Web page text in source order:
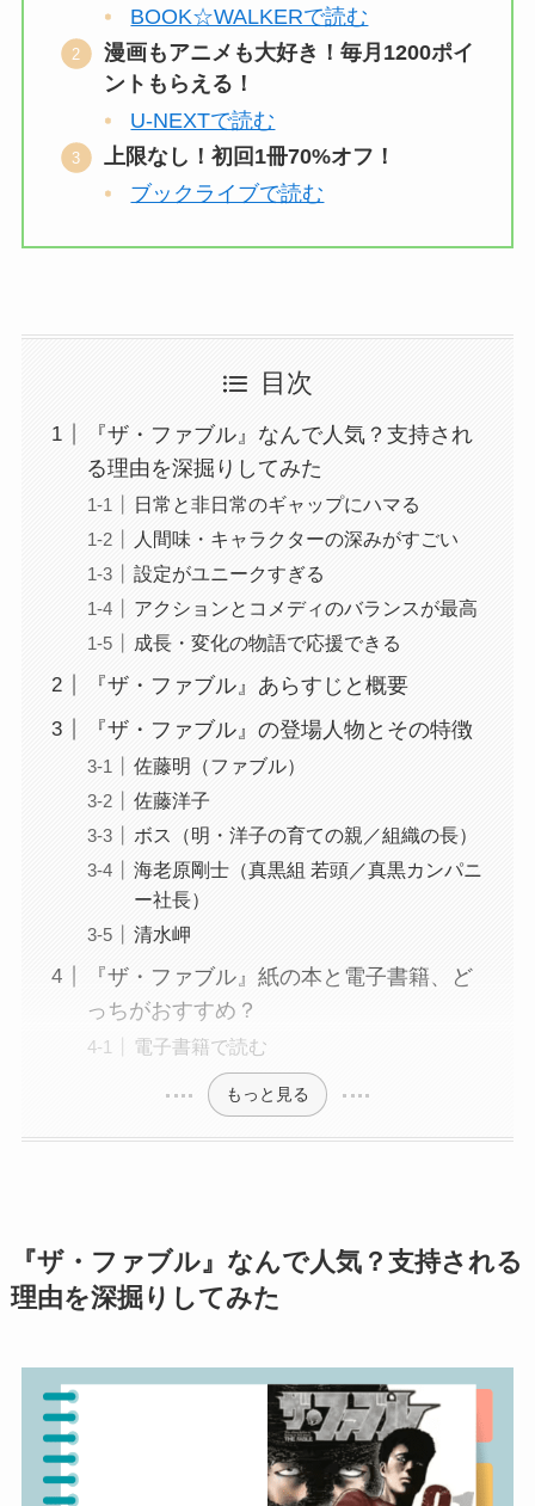
BOOK☆WALKERで読む
漫画もアニメも大好き！毎月1200ポイ
ントもらえる！
U-NEXTで読む
上限なし！初回1冊70%オフ！
ブックライブで読む
目次
『ザ・ファブル』なんで人気？支持され
る理由を深掘りしてみた
日常と非日常のギャップにハマる
人間味・キャラクターの深みがすごい
設定がユニークすぎる
アクションとコメディのバランスが最高
成長・変化の物語で応援できる
『ザ・ファブル』あらすじと概要
『ザ・ファブル』の登場人物とその特徴
佐藤明（ファブル）
佐藤洋子
ボス（明・洋子の育ての親／組織の長）
海老原剛士（真黒組 若頭／真黒カンパニ
ー社長）
清水岬
『ザ・ファブル』紙の本と電子書籍、ど
っちがおすすめ？
電子書籍で読む
もっと見る
『ザ・ファブル』なんで人気？支持される
理由を深掘りしてみた